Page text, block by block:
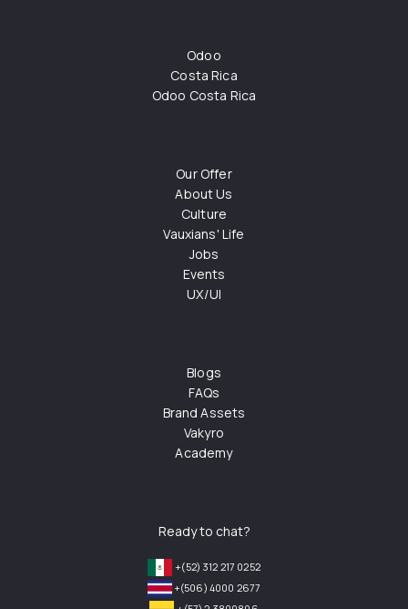
Odoo
Costa Rica
Odoo Costa Rica
Our Offer
About Us
Culture
Vauxians' Life
Jobs
Events
UX/UI
Blogs
FAQs
Brand Assets
Vakyro
Academy
Ready to chat?
+(52) 312 217 0252
+(506) 4000 2677